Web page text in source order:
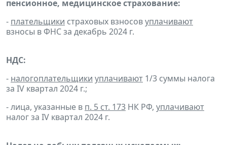
пенсионное, медицинское страхование:
- плательщики страховых взносовуплачивают
взносы в ФНС за декабрь 2024 г.
НДС:
- налогоплательщики уплачивают 1/3 суммы налога
за IV квартал 2024 г.;
- лица, указанные в п. 5 ст. 173 НК РФ, уплачивают
налог за IV квартал 2024 г.